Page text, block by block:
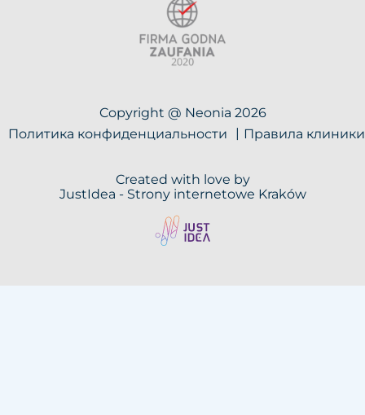
Copyright @ Neonia 2026
Политика конфиденциальности
Правила клиники
Created with love by
JustIdea - Strony internetowe Kraków